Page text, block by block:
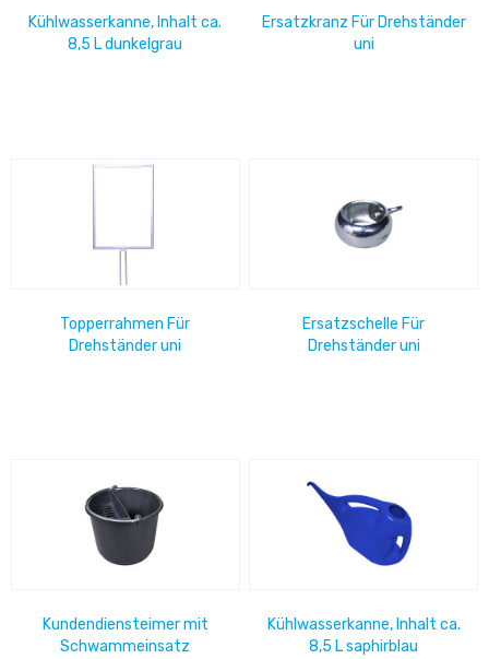
Kühlwasserkanne, Inhalt ca.
8,5 L dunkelgrau
Ersatzkranz Für Drehständer
uni
Topperrahmen Für
Drehständer uni
Ersatzschelle Für
Drehständer uni
Kundendiensteimer mit
Schwammeinsatz
Kühlwasserkanne, Inhalt ca.
8,5 L saphirblau